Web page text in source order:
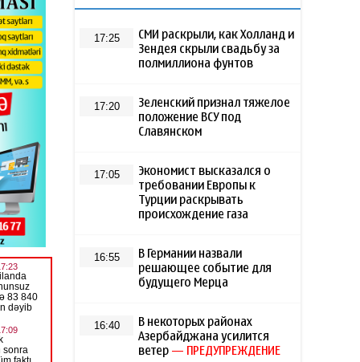
17:25
СМИ раскрыли, как Холланд и
Зендея скрыли свадьбу за
полмиллиона фунтов
17:20
Зеленский признал тяжелое
положение ВСУ под
Славянском
17:05
Экономист высказался о
требовании Европы к
Турции раскрывать
происхождение газа
16:55
В Германии назвали
решающее событие для
будущего Мерца
16:40
В некоторых районах
Азербайджана усилится
ветер — ПРЕДУПРЕЖДЕНИЕ